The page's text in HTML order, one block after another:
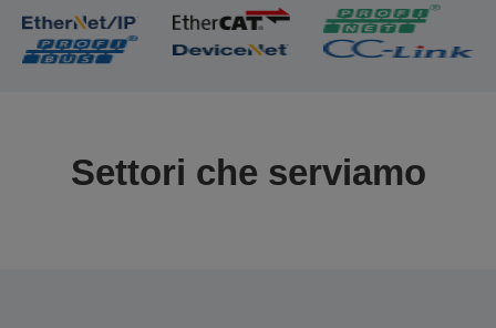
Settori che serviamo